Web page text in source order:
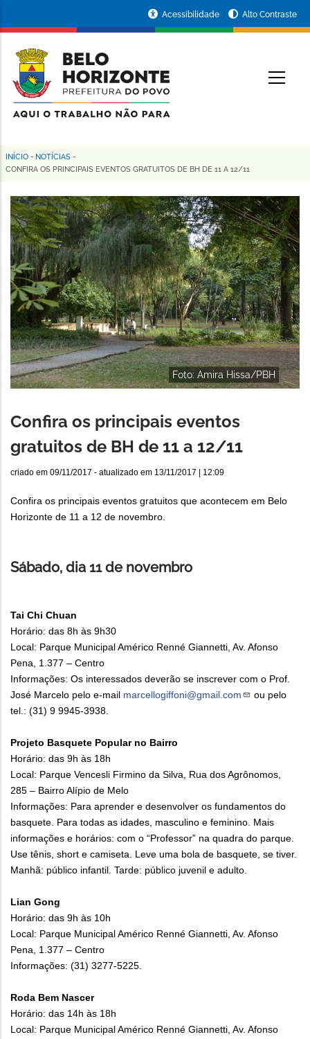
conteúdo
principal
da
Prefeitura
de
Horizonte
Acessibilidade Alto Contraste
Trilha
navegação
INÍCIO - NOTÍCIAS -
CONFIRA OS PRINCIPAIS EVENTOS GRATUITOS DE BH DE 11 A 12/11
Foto: Amira Hissa/PBH
Confira os principais eventos
gratuitos de BH de 11 a 12/11
criado em 09/11/2017 - atualizado em 13/11/2017 | 12:09
Confira os principais eventos gratuitos que acontecem em Belo
Horizonte de 11 a 12 de novembro.
Sábado, dia 11 de novembro
Tai Chi Chuan
Horário: das 8h às 9h30
Local: Parque Municipal Américo Renné Giannetti, Av. Afonso
Pena, 1.377 – Centro
Informações: Os interessados deverão se inscrever com o Prof.
José Marcelo pelo e-mail marcellogiffoni@gmail.com
ou pelo
tel.: (31) 9 9945-3938.
Projeto Basquete Popular no Bairro
Horário: das 9h às 18h
Local: Parque Vencesli Firmino da Silva, Rua dos Agrônomos,
285 – Bairro Alípio de Melo
Informações: Para aprender e desenvolver os fundamentos do
basquete. Para todas as idades, masculino e feminino. Mais
informações e horários: com o “Professor” na quadra do parque.
Use tênis, short e camiseta. Leve uma bola de basquete, se tiver.
Manhã: público infantil. Tarde: público juvenil e adulto.
Lian Gong
Horário: das 9h às 10h
Local: Parque Municipal Américo Renné Giannetti, Av. Afonso
Pena, 1.377 – Centro
Informações: (31) 3277-5225.
Roda Bem Nascer
Horário: das 14h às 18h
Local: Parque Municipal Américo Renné Giannetti, Av. Afonso